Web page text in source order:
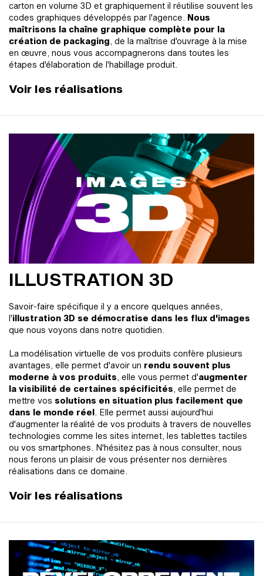
carton en volume 3D et graphiquement il réutilise souvent les
codes graphiques développés par l'agence. Nous
maîtrisons la chaîne graphique complète pour la
création de packaging, de la maîtrise d'ouvrage à la mise
en œuvre, nous vous accompagnerons dans toutes les
étapes d'élaboration de l'habillage produit.
Voir les réalisations
ILLUSTRATION 3D
Savoir-faire spécifique il y a encore quelques années,
l'illustration 3D se démocratise dans les flux d'images
que nous voyons dans notre quotidien.
La modélisation virtuelle de vos produits confère plusieurs
avantages, elle permet d'avoir un rendu souvent plus
moderne à vos produits , elle vous permet d'augmenter
la visibilité de certaines spécificités , elle permet de
mettre vos solutions en situation plus facilement que
dans le monde réel . Elle permet aussi aujourd'hui
d'augmenter la réalité de vos produits à travers de nouvelles
technologies comme les sites internet, les tablettes tactiles
ou vos smartphones. N'hésitez pas à nous consulter, nous
nous ferons un plaisir de vous présenter nos dernières
réalisations dans ce domaine.
Voir les réalisations